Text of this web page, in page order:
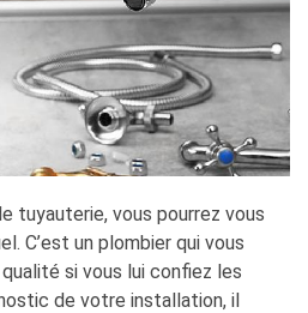
tuyauterie, vous pourrez vous
C’est un plombier qui vous
si vous lui confiez les
de votre installation, il